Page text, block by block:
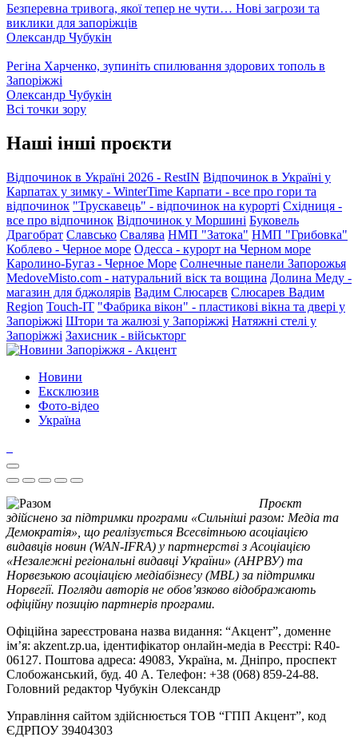
Безперевна тривога, якої тепер не чути… Нові загрози та
виклики для запоріжців
Олександр Чубукін
Регіна Харченко, зупиніть спилювання здорових тополь в
Запоріжжі
Олександр Чубукін
Всі точки зору
Наші інші проєкти
Відпочинок в Україні 2026 - RestIN Відпочинок в Україні у
Карпатах у зимку - WinterTime Карпати - все про гори та
відпочинок "Трускавець" - відпочинок на курорті Східниця -
все про відпочинок Відпочинок у Моршині Буковель
Драгобрат Славсько Свалява НМП "Затока" НМП "Грибовка"
Коблево - Черное море Одесса - курорт на Черном море
Каролино-Бугаз - Черное Море Солнечные панели Запорожья
MedoveMisto.com - натуральний віск та вощина Долина Меду -
магазин для бджолярів Вадим Слюсарєв Слюсарев Вадим
Region Touch-IT "Фабрика вікон" - пластикові вікна та двері у
Запоріжжі Штори та жалюзі у Запоріжжі Натяжні стелі у
Запоріжжі Захисник - військторг
Новини
Ексклюзив
Фото-відео
Україна
Проєкт
здійснено за підтримки програми «Сильніші разом: Медіа та
Демократія», що реалізується Всесвітньою асоціацією
видавців новин (WAN-IFRA) у партнерстві з Асоціацією
«Незалежні регіональні видавці України» (АНРВУ) та
Норвезькою асоціацією медіабізнесу (MBL) за підтримки
Норвегії. Погляди авторів не обов’язково відображають
офіційну позицію партнерів програми.
Офіційна зареєстрована назва видання: “Акцент”, доменне
ім’я: akzent.zp.ua, ідентифікатор онлайн-медіа в Реєстрі: R40-
06127. Поштова адреса: 49083, Україна, м. Дніпро, проспект
Слобожанський, буд. 40 А. Телефон: +38 (068) 859-24-88.
Головний редактор Чубукін Олександр
Управління сайтом здійснюється ТОВ “ГПП Акцент”, код
ЄДРПОУ 39404303